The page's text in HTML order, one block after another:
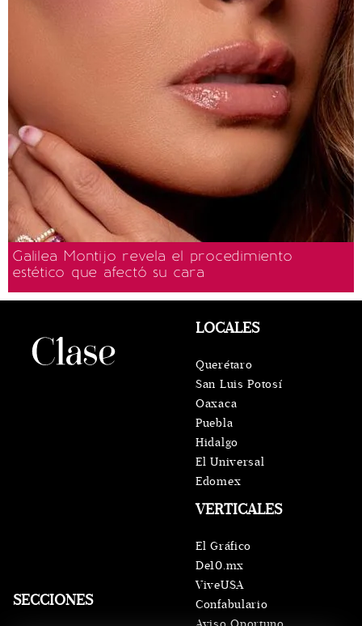
Galilea Montijo revela el procedimiento
estético que afectó su cara
SECCIONES
VERTICALES
El Gráfico
De10.mx
ViveUSA
Confabulario
LOCALES
Querétaro
San Luis Potosí
Oaxaca
Puebla
Hidalgo
El Universal
Edomex